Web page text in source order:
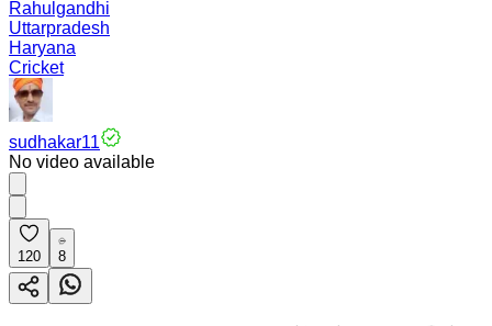
Rahulgandhi
Uttarpradesh
Haryana
Cricket
sudhakar11
No video available
120 8